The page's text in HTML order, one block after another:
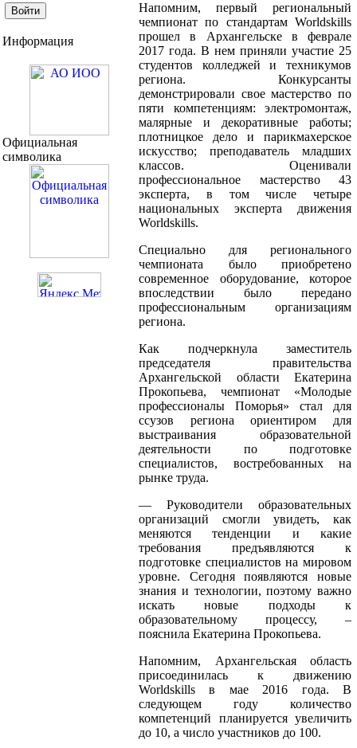
Информация
Официальная
символика
Напомним, первый региональный
чемпионат по стандартам Worldskills
прошел в Архангельске в феврале
2017 года. В нем приняли участие 25
студентов колледжей и техникумов
региона. Конкурсанты
демонстрировали свое мастерство по
пяти компетенциям: электромонтаж,
малярные и декоративные работы;
плотницкое дело и парикмахерское
искусство; преподаватель младших
классов. Оценивали
профессиональное мастерство 43
эксперта, в том числе четыре
национальных эксперта движения
Worldskills.
Специально для регионального
чемпионата было приобретено
современное оборудование, которое
впоследствии было передано
профессиональным организациям
региона.
Как подчеркнула заместитель
председателя правительства
Архангельской области Екатерина
Прокопьева, чемпионат «Молодые
профессионалы Поморья» стал для
ссузов региона ориентиром для
выстраивания образовательной
деятельности по подготовке
специалистов, востребованных на
рынке труда.
— Руководители образовательных
организаций смогли увидеть, как
меняются тенденции и какие
требования предъявляются к
подготовке специалистов на мировом
уровне. Сегодня появляются новые
знания и технологии, поэтому важно
искать новые подходы к
образовательному процессу, –
пояснила Екатерина Прокопьева.
Напомним, Архангельская область
присоединилась к движению
Worldskills в мае 2016 года. В
следующем году количество
компетенций планируется увеличить
до 10, а число участников до 100.